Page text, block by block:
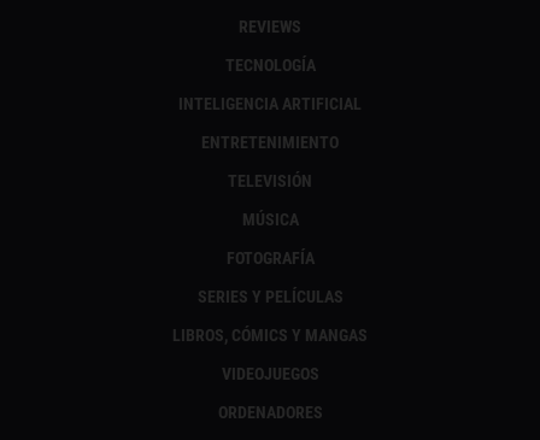
REVIEWS
TECNOLOGÍA
INTELIGENCIA ARTIFICIAL
ENTRETENIMIENTO
TELEVISIÓN
MÚSICA
FOTOGRAFÍA
SERIES Y PELÍCULAS
LIBROS, CÓMICS Y MANGAS
VIDEOJUEGOS
ORDENADORES